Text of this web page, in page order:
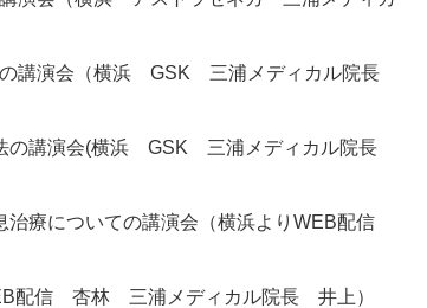
の講演会（横浜 GSK 三浦メディカル院長
の講演会(横浜 GSK 三浦メディカル院長
療についての講演会（横浜よりWEB配信
配信 杏林 三浦メディカル院長 井上）